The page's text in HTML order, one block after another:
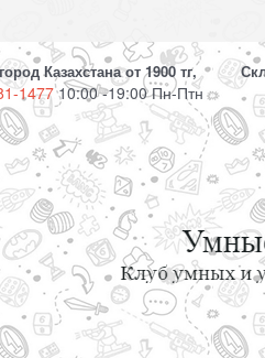
Казахстана от 1900 тг,
147710:00 -19:00 Пн-Птн